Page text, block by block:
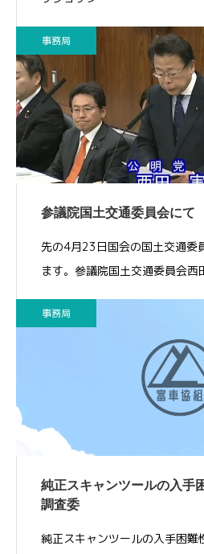
事務局
参議院国土交通委員会にて
先の4月23日国会の国土交通委
ます。参議院国土交通委員会
事務局
純正スキャンツールの入手
調査委
純正スキャンツールの入手困難